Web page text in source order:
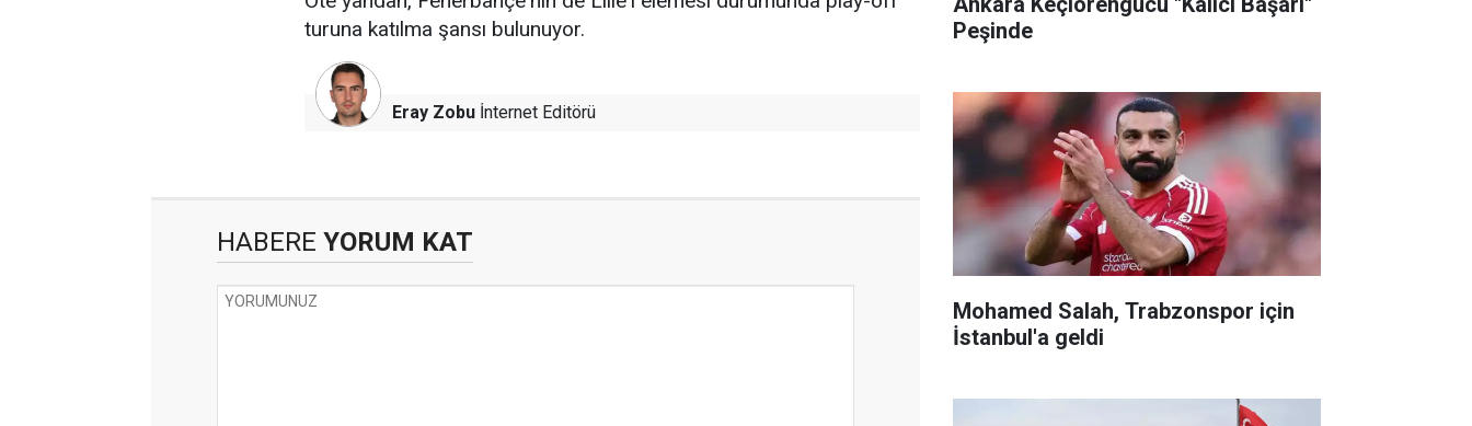
turuna katılma şansı bulunuyor.
Eray Zobu İnternet Editörü
HABERE YORUM KAT
Peşinde
Mohamed Salah, Trabzonspor için
İstanbul'a geldi